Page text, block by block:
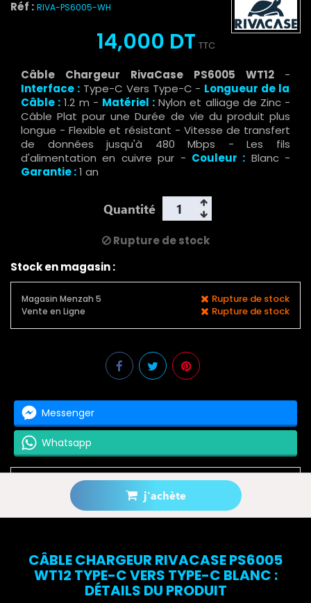
Réf : RIVA-PS6005-WH
14,000 DT TTC
Câble Chargeur RivaCase PS6005 WT12 -
Interface :Type-C Vers Type-C - Longueur de la
Câble : 1.2 m - Matériel : Nylon et alliage de Zinc -
Câble Plat pour une Durée de vie du produit plus
longue - Flexible et résistant - Vitesse de transfert
de données jusqu'à 480 Mbps - Les fils
d'alimentation en cuivre pur - Couleur : Blanc -
Garantie :1 an
Quantité
j'achète
Rupture de stock
Stock en magasin :
Magasin Menzah 5 Rupture de stock
Vente en Ligne Rupture de stock
Messenger
Whatsapp
Prévenez-moi lorsque le produit est disponible
CÂBLE CHARGEUR RIVACASE PS6005
WT12 TYPE-C VERS TYPE-C BLANC :
DÉTAILS DU PRODUIT